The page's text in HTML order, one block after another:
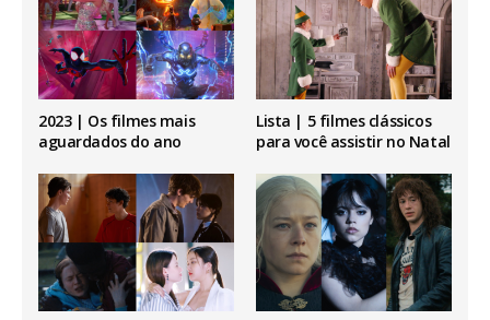
2023 | Os filmes mais
aguardados do ano
Lista | 5 filmes clássicos
para você assistir no Natal